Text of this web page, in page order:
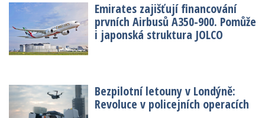
Emirates zajišťují financování
prvních Airbusů A350-900. Pomůže
i japonská struktura JOLCO
Bezpilotní letouny v Londýně:
Revoluce v policejních operacích